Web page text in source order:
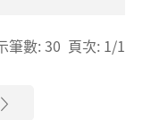
筆數: 30 頁次: 1/1